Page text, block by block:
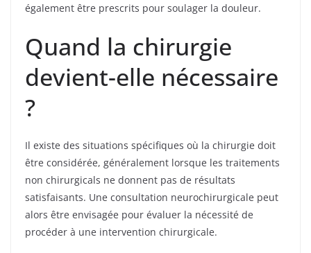
également être prescrits pour soulager la douleur.
Quand la chirurgie
devient-elle nécessaire
?
Il existe des situations spécifiques où la chirurgie doit
être considérée, généralement lorsque les traitements
non chirurgicals ne donnent pas de résultats
satisfaisants. Une consultation neurochirurgicale peut
alors être envisagée pour évaluer la nécessité de
procéder à une intervention chirurgicale.